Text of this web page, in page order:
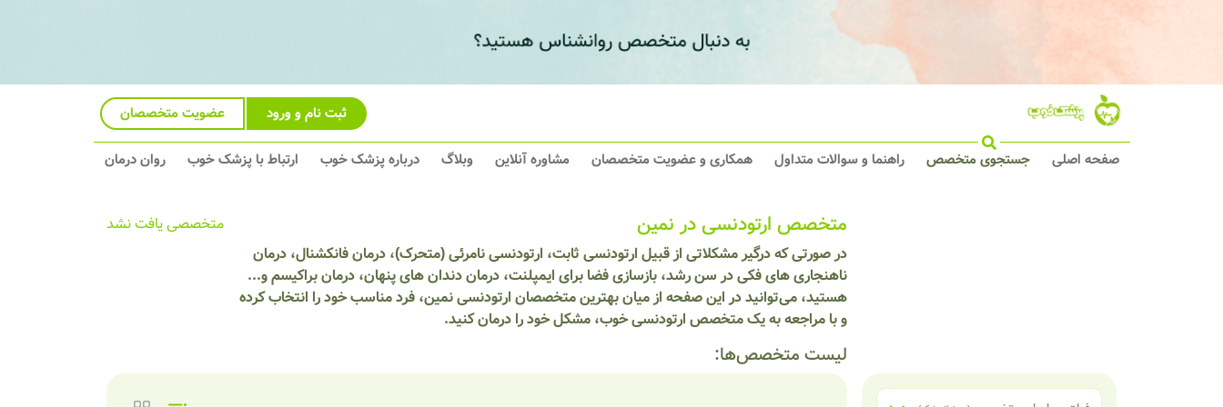
ثبت نام و ورود عضویت متخصصان
صفحه اصلی جستجوی متخصص راهنما و سوالات متداول همکاری و عضویت متخصصان مشاوره آنلاین وبلاگ درباره پزشک خوب ارتباط با پزشک خوب روان درمان
متخصص ارتودنسی در نمین
در صورتی که درگیر مشکلاتی از قبیل ارتودنسی ثابت، ارتودنسی نامرئی (متحرک)، درمان فانکشنال، درمان
ناهنجاری های فکی در سن رشد، بازسازی فضا برای ایمپلنت، درمان دندان های پنهان، درمان براکیسم و...
هستید، می‌توانید در این صفحه از میان بهترین متخصصان ارتودنسی نمین، فرد مناسب خود را انتخاب کرده
و با مراجعه به یک متخصص ارتودنسی خوب، مشکل خود را درمان کنید.
لیست متخصص‌ها:
متخصصی یافت نشد